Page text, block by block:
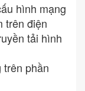
hình mạng
trên điện
tải hình
trên phần